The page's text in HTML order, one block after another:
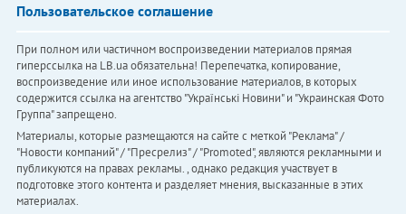
Пользовательское соглашение
При полном или частичном воспроизведении материалов прямая
гиперссылка на LB.ua обязательна! Перепечатка, копирование,
воспроизведение или иное использование материалов, в которых
содержится ссылка на агентство "Українськi Новини" и "Украинская Фото
Группа" запрещено.
Материалы, которые размещаются на сайте с меткой "Реклама" /
"Новости компаний" / "Пресрелиз" / "Promoted", являются рекламными и
публикуются на правах рекламы. , однако редакция участвует в
подготовке этого контента и разделяет мнения, высказанные в этих
материалах.